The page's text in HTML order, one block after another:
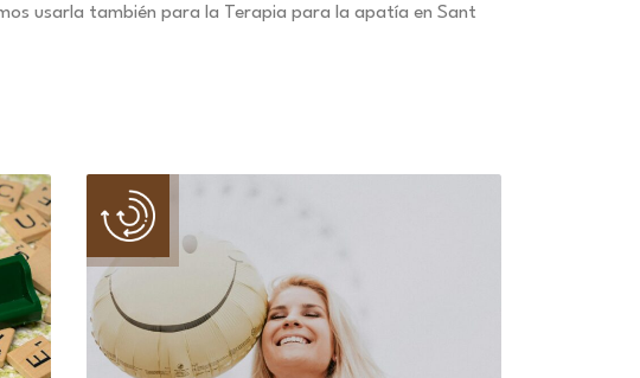
usarla también para la Terapia para la apatía en Sant